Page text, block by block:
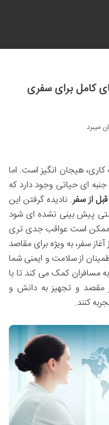
کامل برای سفری
هیجان انگیز است. اما
جنبه ای حیاتی وجود دارد که
از سفر. نادیده گرفتن این
پیش بینی نشده ای شود
ممکن است عواقب جدی تری
سفر، به ویژه برای مقاصد
از سلامت و ایمنی شما
مسافران کمک می کند تا با
مقصد و تجهیز به دانش و
کنند.